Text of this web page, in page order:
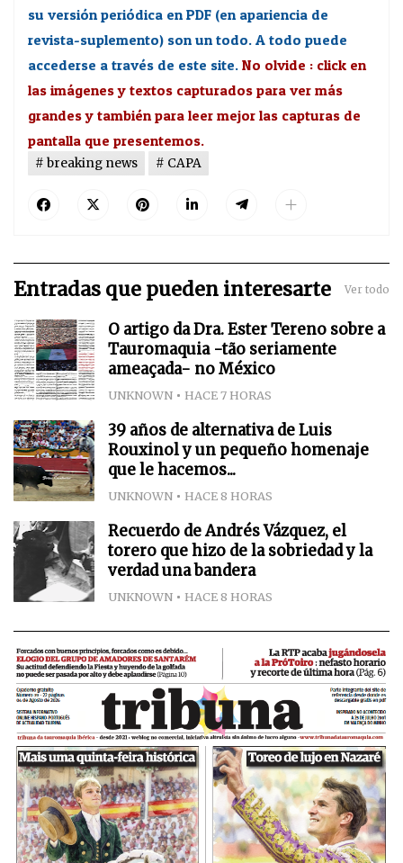
su versión periódica en PDF (en apariencia de
revista-suplemento) son un todo. A todo puede
accederse a través de este site. No olvide : click en
las imágenes y textos capturados para ver más
grandes y también para leer mejor las capturas de
pantalla que presentemos.
breaking news CAPA
Entradas que pueden interesarte Ver todo
O artigo da Dra. Ester Tereno sobre a
Tauromaquia -tão seriamente
ameaçada- no México
UNKNOWN HACE 7 HORAS
39 años de alternativa de Luis
Rouxinol y un pequeño homenaje
que le hacemos...
UNKNOWN HACE 8 HORAS
Recuerdo de Andrés Vázquez, el
torero que hizo de la sobriedad y la
verdad una bandera
UNKNOWN HACE 8 HORAS